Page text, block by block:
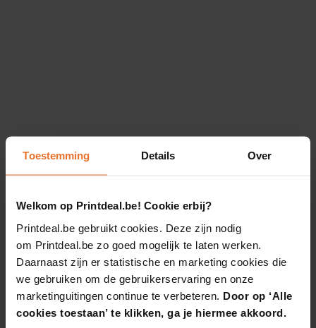
Toestemming Details Over
Welkom op Printdeal.be! Cookie erbij?
Printdeal.be gebruikt cookies. Deze zijn nodig
om Printdeal.be zo goed mogelijk te laten werken.
Daarnaast zijn er statistische en marketing cookies die
we gebruiken om de gebruikerservaring en onze
marketinguitingen continue te verbeteren. Door op ‘Alle
cookies toestaan’ te klikken, ga je hiermee akkoord.